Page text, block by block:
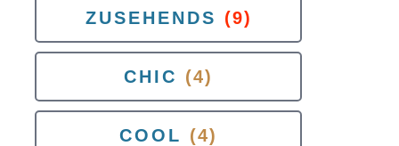
ZUSEHENDS (9)
CHIC (4)
COOL (4)